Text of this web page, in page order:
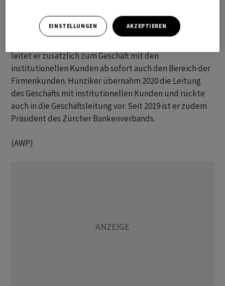
Für ihn übernimmt per sofort Daniel Hunziker, der seit
leitet er zusätzlich zum Geschäft mit den
institutionellen Kunden ab sofort auch den Bereich der
Firmenkunden. Hunziker übernahm 2020 die Leitung
des Geschäfts mit institutionellen Kunden und rückte
auch in die Geschäftsleitung vor. Seit 2019 ist er zudem
Präsident des Zürcher Bankenverbands.
(AWP)
EINSTELLUNGEN AKZEPTIEREN